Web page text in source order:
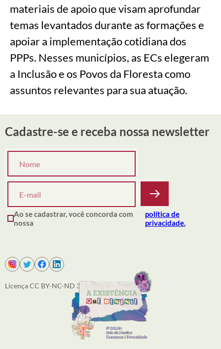
materiais de apoio que visam aprofundar
temas levantados durante as formações e
apoiar a implementação cotidiana dos
PPPs. Nesses municípios, as ECs elegeram
a Inclusão e os Povos da Floresta como
assuntos relevantes para sua atuação.
Cadastre-se e receba nossa newsletter
Ao se cadastrar, você concorda com
nossa
política de
privacidade.
Licença CC BY-NC-ND 3.0